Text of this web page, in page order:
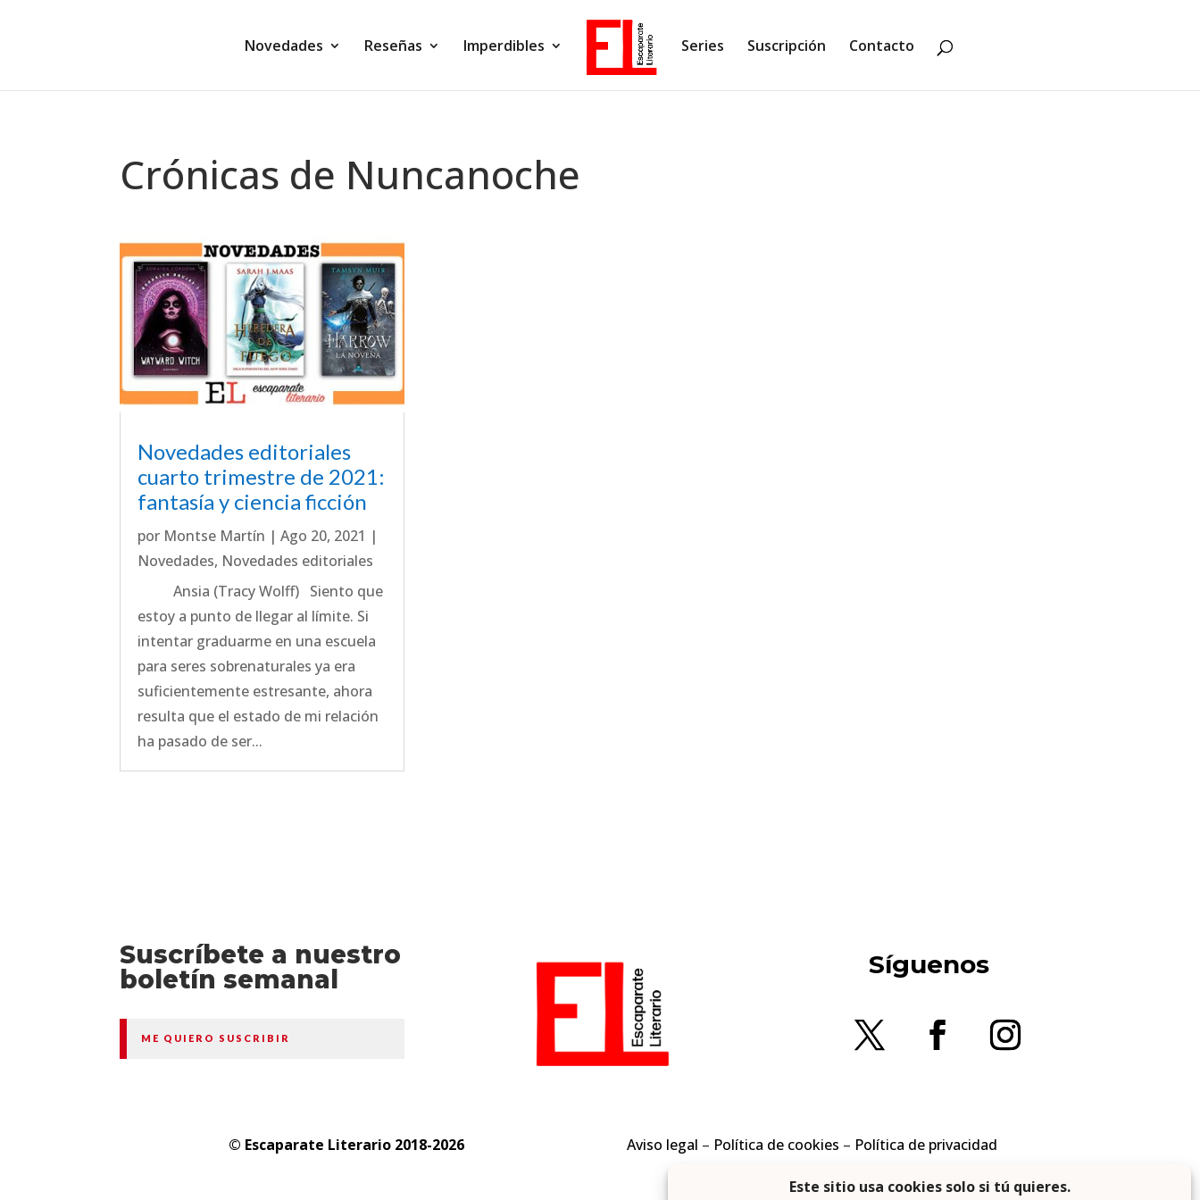
Novedades Reseñas Imperdibles Series Suscripción Contacto
Crónicas de Nuncanoche
Novedades editoriales
cuarto trimestre de 2021:
fantasía y ciencia ficción
por Montse Martín |Ago 20, 2021 |
Novedades, Novedades editoriales
Ansia (Tracy Wolff) Siento que
estoy a punto de llegar al límite. Si
intentar graduarme en una escuela
para seres sobrenaturales ya era
suficientemente estresante, ahora
resulta que el estado de mi relación
ha pasado de ser...
Suscríbete a nuestro
boletín semanal
ME QUIERO SUSCRIBIR
Síguenos
© Escaparate Literario 2018-2026 Aviso legal – Política de cookies – Política de privacidad